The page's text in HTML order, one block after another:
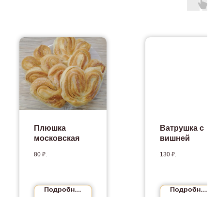
Плюшка
московская
80 ₽.
Подробнее
Ватрушка с
вишней
130 ₽.
Подробнее